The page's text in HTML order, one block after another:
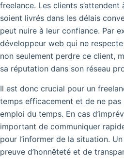
freelance. Les clients
soient livrés dans les délais
peut nuire à leur confiance. Par
développeur web qui ne
non seulement perdre ce client,
sa réputation dans son réseau
Il est donc crucial pour un
temps efficacement et de ne pas
emploi du temps. En cas
important de communiquer
pour l’informer de la situation.
preuve d’honnêteté et de